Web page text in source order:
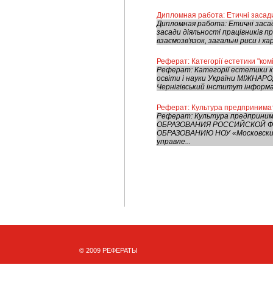
Дипломная работа: Етичні
Дипломная работа: Етичні
засади діяльності працівників
взаємозв'язок, загальні риси і
Реферат: Категорії естетики
Реферат: Категорії естетики
освіти і науки України
Чернігівський інститут
Реферат: Культура
Реферат: Культура
ОБРАЗОВАНИЯ РОССИЙСКОЙ
ОБРАЗОВАНИЮ НОУ
управле...
© 2009 РЕФЕРАТЫ